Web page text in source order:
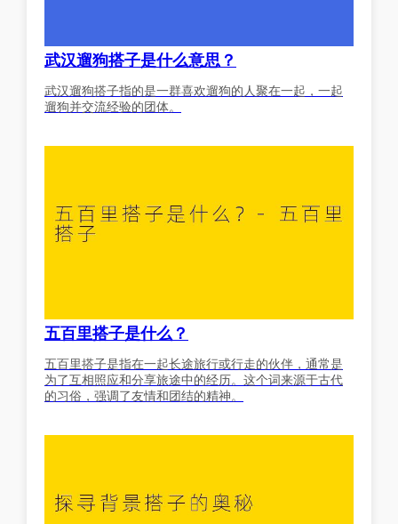
武汉遛狗搭子是什么意思？
武汉遛狗搭子指的是一群喜欢遛狗的人聚在一起，一起
遛狗并交流经验的团体。
五百里搭子是什么？
五百里搭子是指在一起长途旅行或行走的伙伴，通常是
为了互相照应和分享旅途中的经历。这个词来源于古代
的习俗，强调了友情和团结的精神。